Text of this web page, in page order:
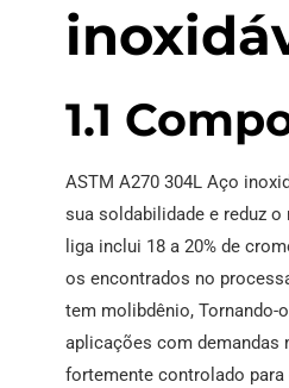
1.1
ASTM A270 304L Aço
sua soldabilidade e reduz
liga inclui 18 a 20% de
os encontrados no
tem molibdênio,
aplicações com demandas
fortemente controlado